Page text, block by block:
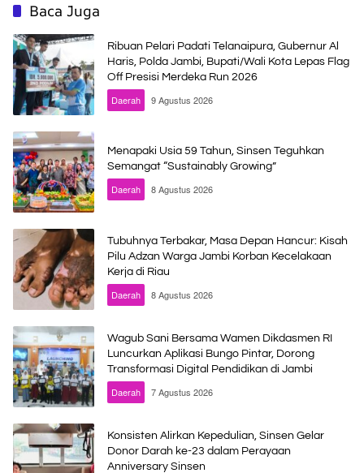
Baca Juga
Ribuan Pelari Padati Telanaipura, Gubernur Al
Haris, Polda Jambi, Bupati/Wali Kota Lepas Flag
Off Presisi Merdeka Run 2026
Daerah 9 Agustus 2026
Menapaki Usia 59 Tahun, Sinsen Teguhkan
Semangat “Sustainably Growing”
Daerah 8 Agustus 2026
Tubuhnya Terbakar, Masa Depan Hancur: Kisah
Pilu Adzan Warga Jambi Korban Kecelakaan
Kerja di Riau
Daerah 8 Agustus 2026
Wagub Sani Bersama Wamen Dikdasmen RI
Luncurkan Aplikasi Bungo Pintar, Dorong
Transformasi Digital Pendidikan di Jambi
Daerah 7 Agustus 2026
Konsisten Alirkan Kepedulian, Sinsen Gelar
Donor Darah ke-23 dalam Perayaan
Anniversary Sinsen